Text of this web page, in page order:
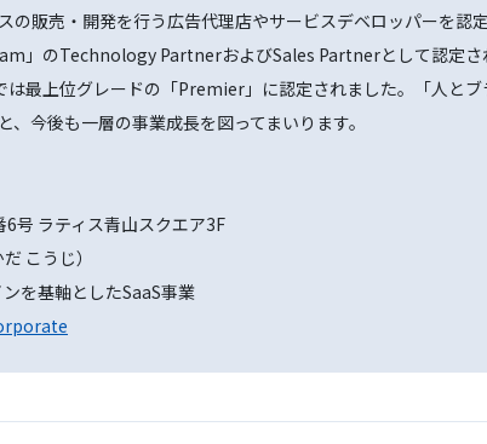
の販売・開発を行う広告代理店やサービスデベロッパーを認
」のTechnology PartnerおよびSales Partnerとして認定
最上位グレードの「Premier」に認定されました。「人とブ
今後も一層の事業成長を図ってまいります。
号 ラティス青山スクエア3F
こうじ）
を基軸としたSaaS事業